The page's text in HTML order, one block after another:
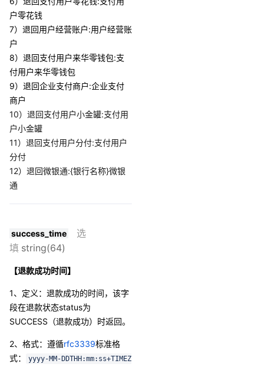
户零花钱
7）退回用户经营账户:用户经营账
户
8）退回支付用户来华零钱包:支
付用户来华零钱包
9）退回企业支付商户:企业支付
商户
10）退回支付用户小金罐:支付用
户小金罐
11）退回支付用户分付:支付用户
分付
12）退回微银通:{银行名称}微银
通
success_time
选
填 string(64)
【退款成功时间】
1、定义：退款成功的时间，该字
段在退款状态status为
SUCCESS（退款成功）时返回。
2、格式： 遵循rfc3339标准格
式：
yyyy-MM-DDTHH:mm:ss+TIMEZ